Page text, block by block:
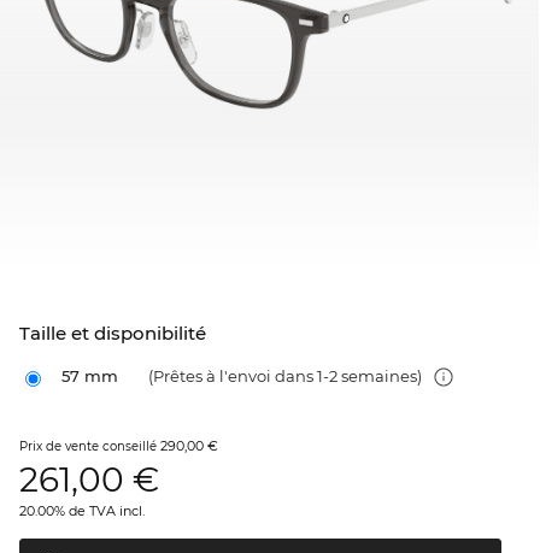
Taille et disponibilité
57 mm (Prêtes à l'envoi dans 1-2 semaines)
Prix de vente conseillé 290,00 €
261,00 €
20.00% de TVA incl.